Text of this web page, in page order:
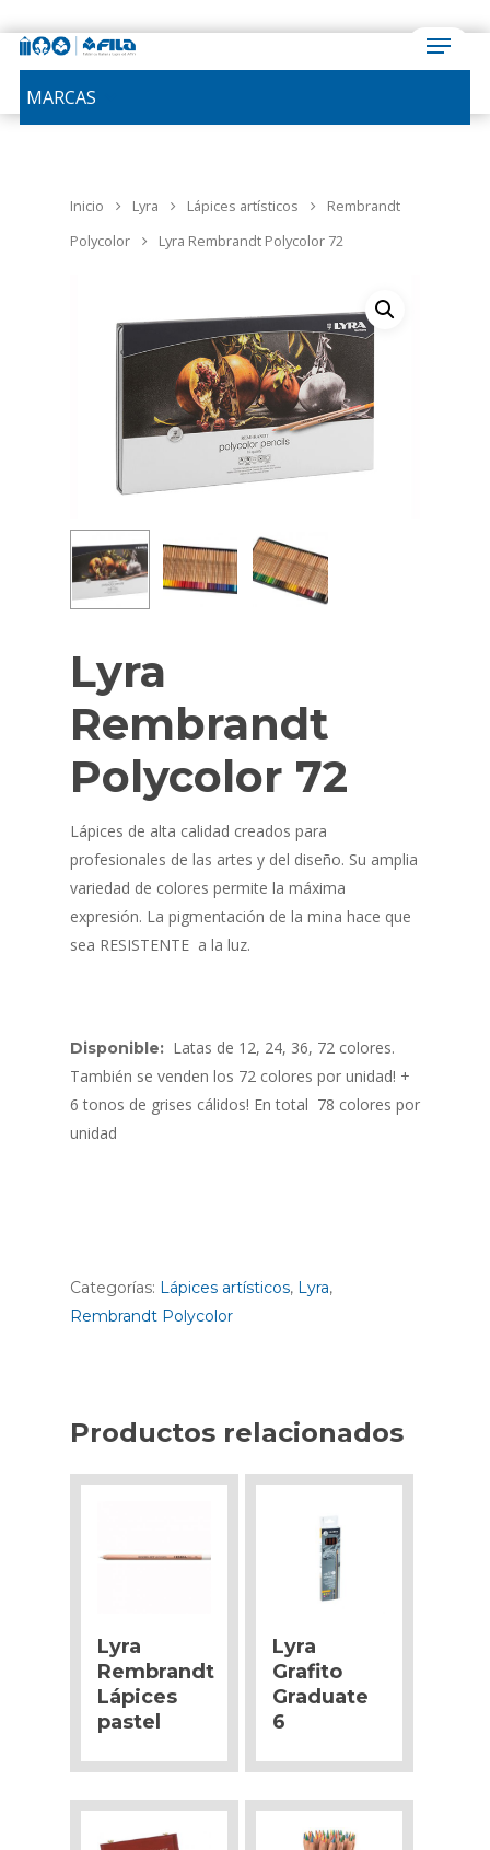
MARCAS
Inicio Lyra Lápices artísticos
Rembrandt
Polycolor
Lyra Rembrandt Polycolor 72
Lyra
Rembrandt
Polycolor 72
Lápices de alta calidad creados para
profesionales de las artes y del diseño. Su amplia
variedad de colores permite la máxima
expresión. La pigmentación de la mina hace que
sea RESISTENTE a la luz.
Disponible: Latas de 12, 24, 36, 72 colores.
También se venden los 72 colores por unidad! +
6 tonos de grises cálidos! En total 78 colores por
unidad
Categorías: Lápices artísticos, Lyra,
Rembrandt Polycolor
Productos relacionados
Lyra
Rembrandt
Lápices
pastel
Lyra
Grafito
Graduate
6